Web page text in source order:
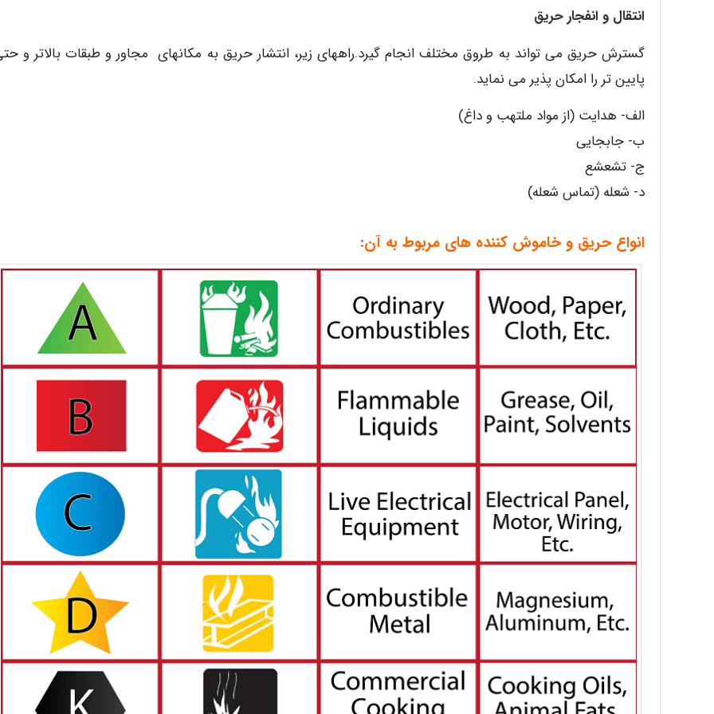
انتقال و انفجار حریق
گسترش حریق می تواند به طروق مختلف انجام گیرد.راههای زیر، انتشار حریق به مکانهای مجاور و طبقات بالاتر و
پایین تر را امکان پذیر می نماید.
الف- هدایت (از مواد ملتهب و داغ)
ب- جابجایی
ج- تشعشع
د- شعله (تماس شعله)
انواع حریق و خاموش کننده های مربوط به آن: